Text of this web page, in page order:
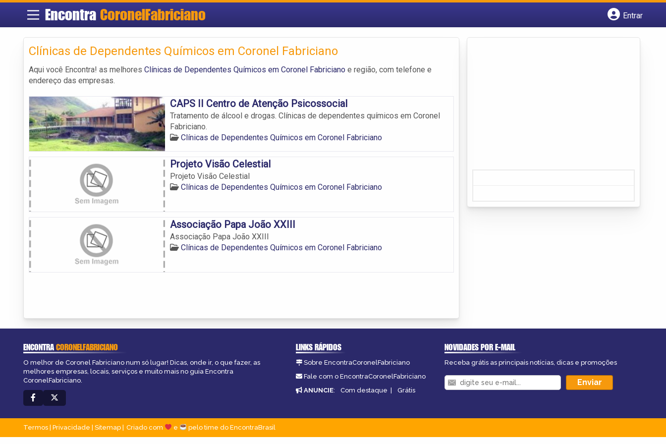
Encontra CoronelFabriciano
Entrar
Clínicas de Dependentes Químicos em Coronel Fabriciano
Aqui você Encontra! as melhores Clínicas de Dependentes Químicos em Coronel Fabriciano e região, com telefone e
endereço das empresas.
CAPS II Centro de Atenção Psicossocial
Tratamento de álcool e drogas. Clínicas de dependentes químicos em Coronel
Fabriciano.
Clínicas de Dependentes Químicos em Coronel Fabriciano
Projeto Visão Celestial
Projeto Visão Celestial
Clínicas de Dependentes Químicos em Coronel Fabriciano
Associação Papa João XXIII
Associação Papa João XXIII
Clínicas de Dependentes Químicos em Coronel Fabriciano
ENCONTRACORONELFABRICIANO
O melhor de Coronel Fabriciano num só lugar! Dicas, onde ir, o que fazer, as
melhores empresas, locais, serviços e muito mais no guia Encontra
CoronelFabriciano.
LINKS RÁPIDOS
Sobre EncontraCoronelFabriciano
Fale com o EncontraCoronelFabriciano
ANUNCIE: Com destaque | Grátis
NOVIDADES POR E-MAIL
Receba grátis as principais notícias, dicas e promoções
Termos | Privacidade | Sitemap Criado com e pelo time do EncontraBrasil